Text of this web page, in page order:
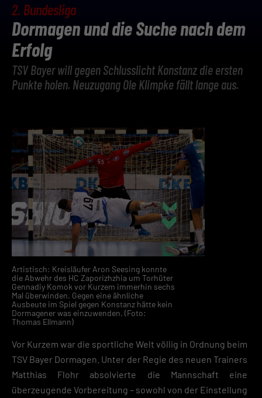
2. Bundesliga
Dormagen und die Suche nach dem
Erfolg
TSV Bayer will gegen Schlusslicht Konstanz die ersten
Punkte holen. Neuzugang Ole Klimpke fällt lange aus.
Artistisch: Kreisläufer Aron Seesing konnte
die Abwehr des HC Zaporizhzhia um Torhüter
Gennadiy Komok vor Kurzem immerhin sechs
Mal überwinden. Gegen eine ähnliche
Ausbeute im Spiel gegen Konstanz hätte kein
Dormagener was einzuwenden. (Foto:
Thomas Ellmann)
Vor Kurzem war die sportliche Welt völlig in Ordnung beim
TSV Bayer Dormagen. Unter der Regie des neuen Trainers
Matthias Flohr absolvierte die Mannschaft eine
überzeugende Vorbereitung – sowohl von der Einstellung